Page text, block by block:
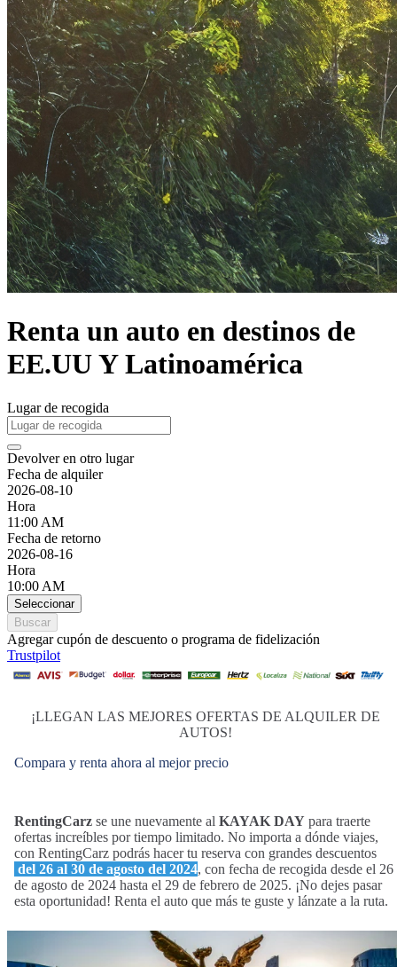
Renta un auto en destinos de
EE.UU Y Latinoamérica
Lugar de recogida
Devolver en otro lugar
Fecha de alquiler
2026-08-10
Hora
11:00 AM
Fecha de retorno
2026-08-16
Hora
10:00 AM
Seleccionar
Buscar
Agregar cupón de descuento o programa de fidelización
Trustpilot
¡LLEGAN LAS MEJORES OFERTAS DE ALQUILER DE
AUTOS!
Compara y renta ahora al mejor precio
RentingCarz se une nuevamente al KAYAK DAY para traerte
ofertas increíbles por tiempo limitado. No importa a dónde viajes,
con RentingCarz podrás hacer tu reserva con grandes descuentos
del 26 al 30 de agosto del 2024, con fecha de recogida desde el 26
de agosto de 2024 hasta el 29 de febrero de 2025. ¡No dejes pasar
esta oportunidad! Renta el auto que más te guste y lánzate a la ruta.